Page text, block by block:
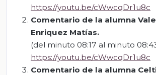
https://youtu.be/cWwcqDr1u8c
Comentario de la alumna
Enriquez Matías.
(del minuto 08:17 al minuto
https://youtu.be/cWwcqDr1u8c
Comentario de la alumna